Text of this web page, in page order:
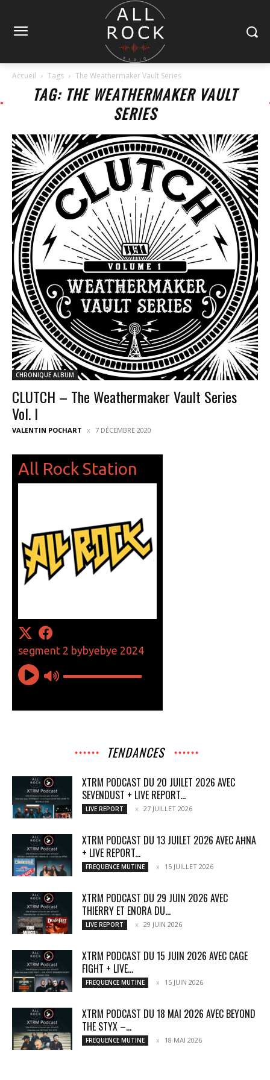
Accueil Tags The Weathermaker Vault Series
TAG: THE WEATHERMAKER VAULT
SERIES
CHRONIQUE ALBUM
CLUTCH – The Weathermaker Vault Series
Vol. I
VALENTIN POCHART 7 DÉCEMBRE 2020
TENDANCES
XTRM PODCAST DU 20 JUILET 2026 AVEC
SEVENDUST + LIVE REPORT...
LIVE REPORT 27 JUILLET 2026
XTRM PODCAST DU 13 JUILET 2026 AVEC AĦNA
+ LIVE REPORT...
FREQUENCE MUTINE 15 JUILLET 2026
XTRM PODCAST DU 29 JUIN 2026 AVEC
THIERRY ET ENORA DU...
LIVE REPORT 29 JUIN 2026
XTRM PODCAST DU 15 JUIN 2026 AVEC CAGE
FIGHT + LIVE...
FREQUENCE MUTINE 15 JUIN 2026
XTRM PODCAST DU 18 MAI 2026 AVEC BEYOND
THE STYX –...
FREQUENCE MUTINE 18 MAI 2026